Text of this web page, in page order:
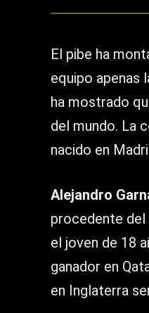
El pibe ha
equipo apenas
ha mostrado
del mundo. La
nacido en
Alejandro
procedente del
el joven de 18
ganador en
en Inglaterra